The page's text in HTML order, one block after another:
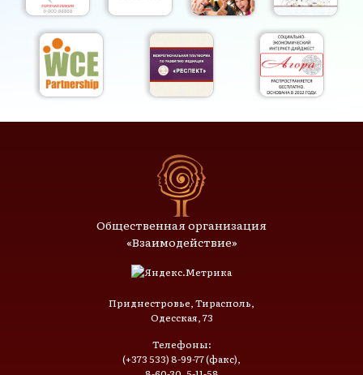
Общественная организация
«Взаимодействие»
Приднестровье, Тирасполь,
Одесская, 73
Телефоны:
(+373 533) 8-99-77 (факс),